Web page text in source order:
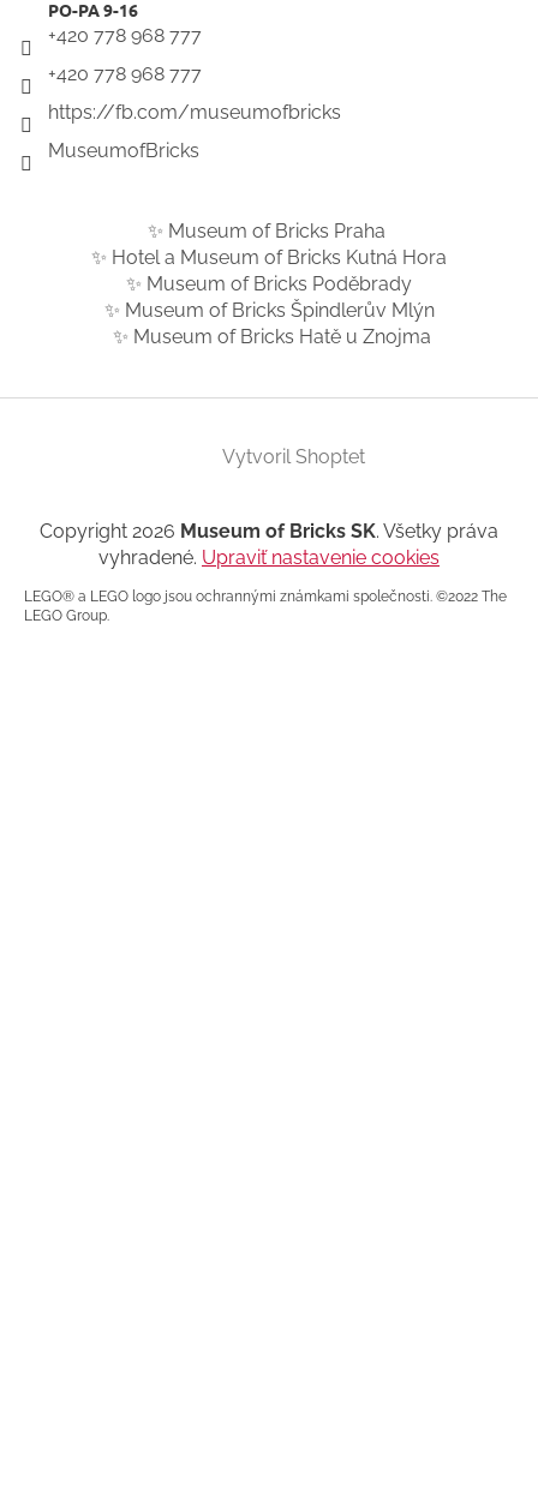
+420 778 968 777
+420 778 968 777
https://fb.com/museumofbricks
MuseumofBricks
✨ Museum of Bricks Praha
✨ Hotel a Museum of Bricks Kutná Hora
✨ Museum of Bricks Poděbrady
✨ Museum of Bricks Špindlerův Mlýn
✨ Museum of Bricks Hatě u Znojma
Vytvoril Shoptet
Copyright 2026 Museum of Bricks SK. Všetky práva
vyhradené. Upraviť nastavenie cookies
LEGO® a LEGO logo jsou ochrannými známkami společnosti. ©2022 The
LEGO Group.